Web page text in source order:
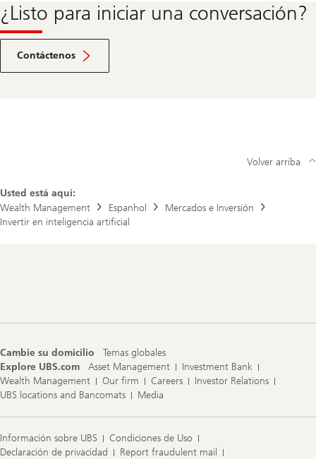
¿Listo para iniciar una conversación?
Contáctenos
Ir
a
Usted está aquí:
Wealth Management
Espanhol
Mercados e Inversión
Invertir en inteligencia artificial
Volver arriba
Cambie su domicilio
Temas globales
Explore UBS.com
Asset Management
Investment Bank
Wealth Management
Our firm Careers
Investor Relations
UBS locations and Bancomats
Media
Información sobre UBS
Condiciones de Uso
Declaración de privacidad
Report fraudulent mail